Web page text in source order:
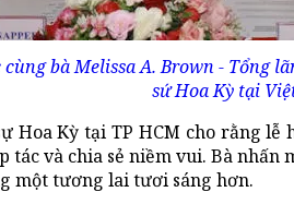
bà Melissa A. Brown - Tổng
sứ Hoa Kỳ tại
Hoa Kỳ tại TP HCM cho rằng
tác và chia sẻ niềm vui. Bà
một tương lai tươi sáng hơn.